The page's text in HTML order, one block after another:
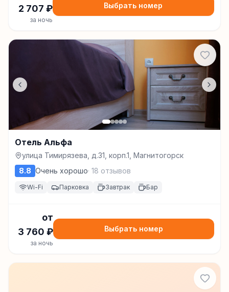
2 707 ₽
за ночь
Выбрать номер
Отель Альфа
улица Тимирязева, д.31, корп.1, Магнитогорск
8.8 Очень хорошо· 18 отзывов
Wi-Fi Парковка Завтрак Бар
от
3 760 ₽
за ночь
Выбрать номер